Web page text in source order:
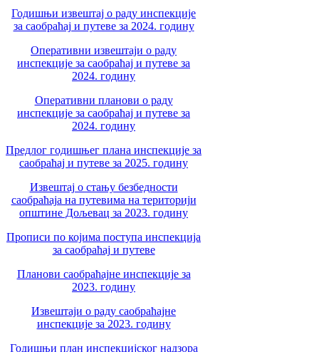
Годишњи извештај о раду инспекције
за саобраћај и путеве за 2024. годину
Оперативни извештаји о раду
инспекције за саобраћај и путеве за
2024. годину
Оперативни планови о раду
инспекције за саобраћај и путеве за
2024. годину
Предлог годишњег плана инспекције за
саобраћај и путеве за 2025. годину
Извештај о стању безбедности
саобраћаја на путевима на територији
општине Дољевац за 2023. годину
Прописи по којима поступа инспекција
за саобраћај и путеве
Планови саобраћајне инспекције за
2023. годину
Извештаји о раду саобраћајне
инспекције за 2023. годину
Годишњи план инспекцијског надзора